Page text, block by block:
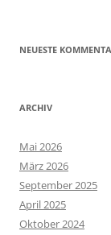
NEUESTE
ARCHIV
Mai 2026
März 2026
September 2025
April 2025
Oktober 2024